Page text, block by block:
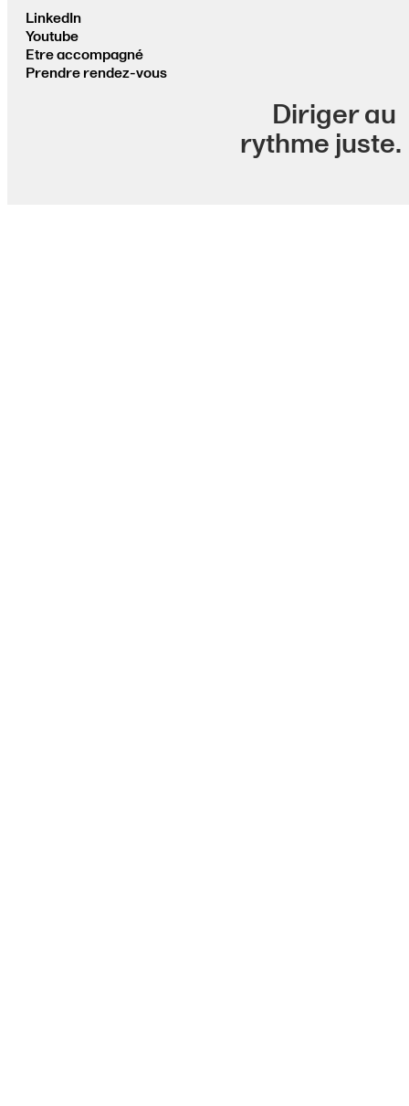
LinkedIn
Youtube
Etre accompagné
Prendre rendez-vous
Diriger au
rythme juste.